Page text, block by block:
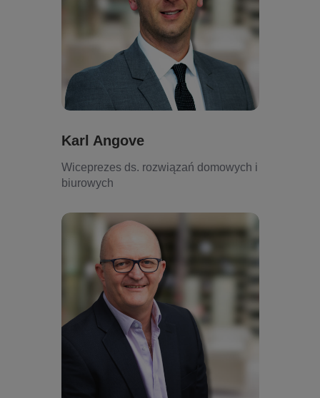
Karl Angove
Wiceprezes ds. rozwiązań domowych i
biurowych